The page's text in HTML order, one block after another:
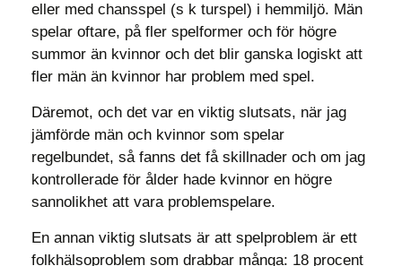
eller med chansspel (s k turspel) i hemmiljö. Män
spelar oftare, på fler spelformer och för högre
summor än kvinnor och det blir ganska logiskt att
fler män än kvinnor har problem med spel.
Däremot, och det var en viktig slutsats, när jag
jämförde män och kvinnor som spelar
regelbundet, så fanns det få skillnader och om jag
kontrollerade för ålder hade kvinnor en högre
sannolikhet att vara problemspelare.
En annan viktig slutsats är att spelproblem är ett
folkhälsoproblem som drabbar många: 18 procent